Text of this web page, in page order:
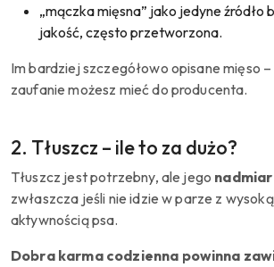
„mączka mięsna” jako jedyne źródło
jakość, często przetworzona.
Im bardziej szczegółowo opisane mięso
zaufanie możesz mieć do producenta.
2. Tłuszcz – ile to za dużo?
Tłuszcz jest potrzebny, ale jego
zwłaszcza jeśli nie idzie w parze z
aktywnością psa.
Dobra karma codzienna powinna